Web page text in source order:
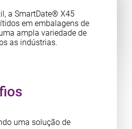
a SmartDate® X45
em embalagens de
ampla variedade de
as indústrias.
uma solução de